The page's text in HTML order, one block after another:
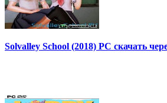
Solvalley School (2018) PC скачать